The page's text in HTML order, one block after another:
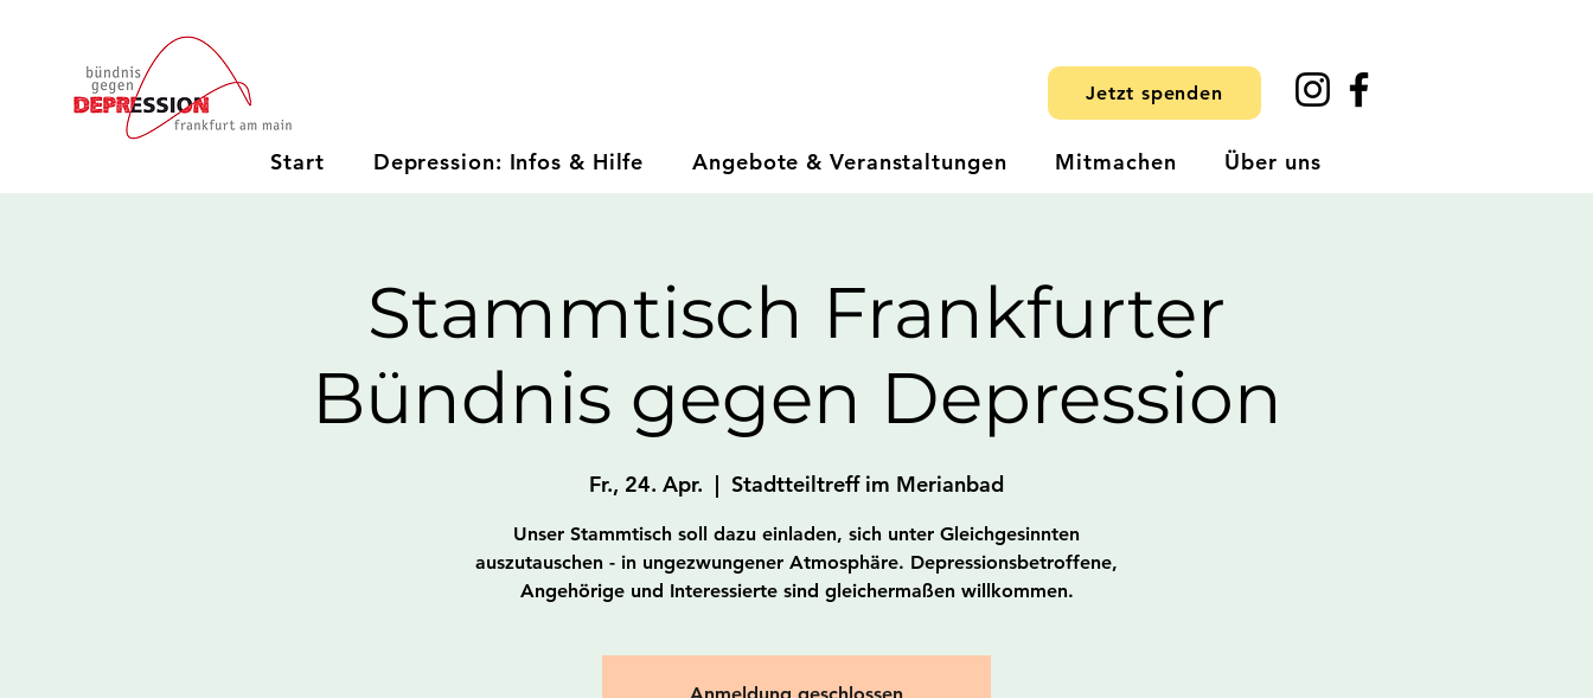
Jetzt spenden
Start Depression: Infos & Hilfe Angebote & Veranstaltungen Mitmachen Über uns
Stammtisch Frankfurter
Bündnis gegen Depression
Fr., 24. Apr.
  |
Stadtteiltreff im Merianbad
Unser Stammtisch soll dazu einladen, sich unter Gleichgesinnten
auszutauschen - in ungezwungener Atmosphäre. Depressionsbetroffene,
Angehörige und Interessierte sind gleichermaßen willkommen.